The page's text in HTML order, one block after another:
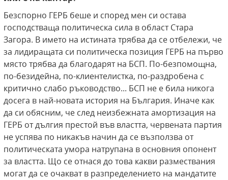
Безспорно ГЕРБ беше и според мен си остава
господстваща политическа сила в област Стара
Загора. В името на истината трябва да се отбележи, че
за лидиращата си политическа позиция ГЕРБ на първо
място трябва да благодарят на БСП. По-безпомощна,
по-безидейна, по-клиентелистка, по-раздробена с
критично слабо ръководство... БСП не е била никога
досега в най-новата история на България. Иначе как
да си обясним, че след неизбежната амортизация на
ГЕРБ от дългия престой във властта, червената партия
не успява по никакъв начин да се възползва от
политическата умора натрупана в основния опонент
за властта. Що се отнася до това какви размествания
могат да се очакват в разпределението на мандатите